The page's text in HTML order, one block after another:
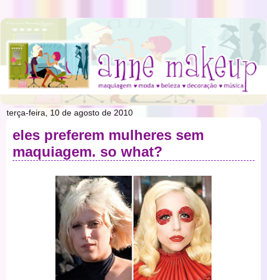
terça-feira, 10 de agosto de 2010
eles preferem mulheres sem
maquiagem. so what?